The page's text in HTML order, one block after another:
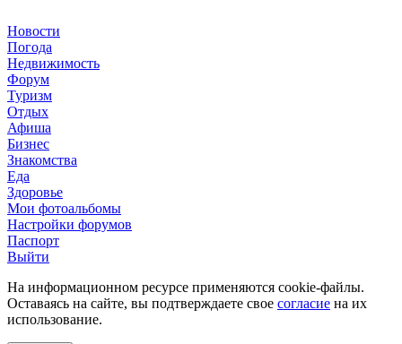
Новости
Погода
Недвижимость
Форум
Туризм
Отдых
Афиша
Бизнес
Знакомства
Еда
Здоровье
Мои фотоальбомы
Настройки форумов
Паспорт
Выйти
На информационном ресурсе применяются cookie-файлы.
Оставаясь на сайте, вы подтверждаете свое согласие на их
использование.